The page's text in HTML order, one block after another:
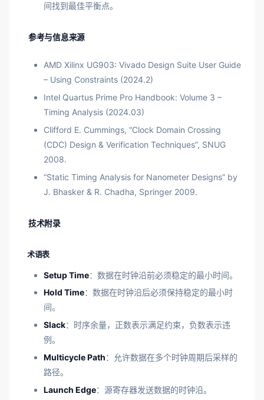
间找到最佳平衡点。
参考与信息来源
AMD Xilinx UG903: Vivado Design Suite User Guide
– Using Constraints (2024.2)
Intel Quartus Prime Pro Handbook: Volume 3 –
Timing Analysis (2024.03)
Clifford E. Cummings, “Clock Domain Crossing
(CDC) Design & Verification Techniques”, SNUG
2008.
“Static Timing Analysis for Nanometer Designs” by
J. Bhasker & R. Chadha, Springer 2009.
技术附录
术语表
Setup Time：数据在时钟沿前必须稳定的最小时间。
Hold Time：数据在时钟沿后必须保持稳定的最小时
间。
Slack：时序余量，正数表示满足约束，负数表示违
例。
Multicycle Path：允许数据在多个时钟周期后采样的
路径。
Launch Edge：源寄存器发送数据的时钟沿。